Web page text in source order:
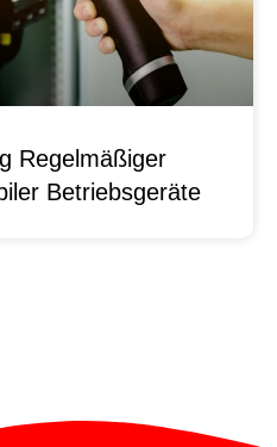
Regelmäßiger
Betriebsgeräte